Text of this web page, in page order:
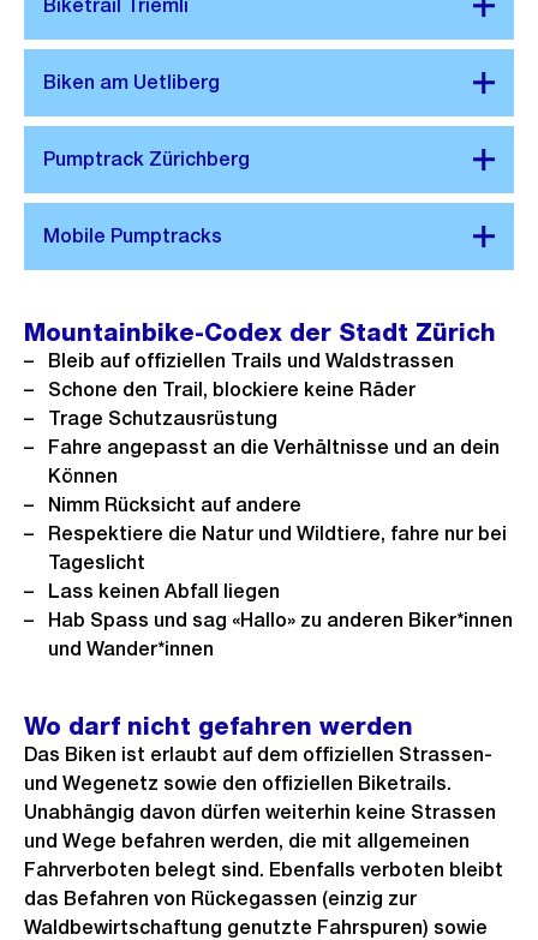
Mountainbike-Codex der Stadt Zürich
Bleib auf offiziellen Trails und Waldstrassen
Schone den Trail, blockiere keine Räder
Trage Schutzausrüstung
Fahre angepasst an die Verhältnisse und an dein
Können
Nimm Rücksicht auf andere
Respektiere die Natur und Wildtiere, fahre nur bei
Tageslicht
Lass keinen Abfall liegen
Hab Spass und sag «Hallo» zu anderen Biker*innen
und Wander*innen
Wo darf nicht gefahren werden
Das Biken ist erlaubt auf dem offiziellen Strassen-
und Wegenetz sowie den offiziellen Biketrails.
Unabhängig davon dürfen weiterhin keine Strassen
und Wege befahren werden, die mit allgemeinen
Fahrverboten belegt sind. Ebenfalls verboten bleibt
das Befahren von Rückegassen (einzig zur
Waldbewirtschaftung genutzte Fahrspuren) sowie